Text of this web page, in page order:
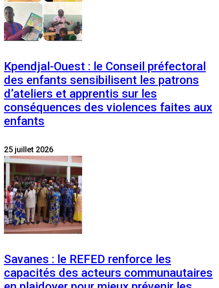
Kpendjal-Ouest : le Conseil préfectoral
des enfants sensibilisent les patrons
d’ateliers et apprentis sur les
conséquences des violences faites aux
enfants
25 juillet 2026
Savanes : le REFED renforce les
capacités des acteurs communautaires